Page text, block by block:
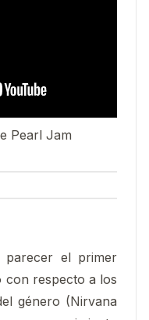
Pearl Jam
parecer el primer
con respecto a los
género (Nirvana